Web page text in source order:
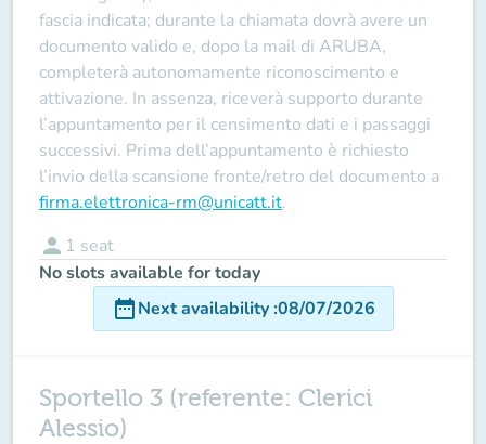
fascia indicata; durante la chiamata dovrà avere un
documento valido e, dopo la mail di ARUBA,
completerà autonomamente riconoscimento e
attivazione. In assenza, riceverà supporto durante
l’appuntamento per il censimento dati e i passaggi
successivi. Prima dell’appuntamento è richiesto
l’invio della scansione fronte/retro del documento a
firma.elettronica-rm@unicatt.it.
person 1 seat
No slots available for today
date_rangeNext availability:08/07/2026
Sportello 3 (referente: Clerici
Alessio)